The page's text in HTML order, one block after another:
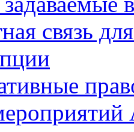
связь